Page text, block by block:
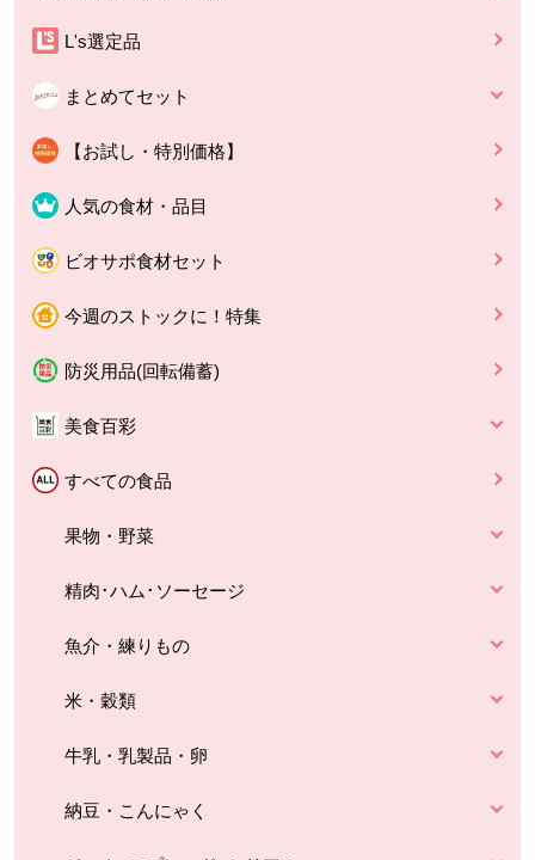
L's選定品
まとめてセット
【お試し・特別価格】
人気の食材・品目
ビオサポ食材セット
今週のストックに！特集
防災用品(回転備蓄)
美食百彩
すべての食品
果物・野菜
精肉･ハム･ソーセージ
魚介・練りもの
米・穀類
牛乳・乳製品・卵
納豆・こんにゃく